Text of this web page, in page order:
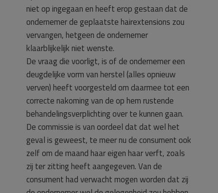
niet op ingegaan en heeft erop gestaan dat de
ondernemer de geplaatste hairextensions zou
vervangen, hetgeen de ondernemer
klaarblijkelijk niet wenste.
De vraag die voorligt, is of de ondernemer een
deugdelijke vorm van herstel (alles opnieuw
verven) heeft voorgesteld om daarmee tot een
correcte nakoming van de op hem rustende
behandelingsverplichting over te kunnen gaan.
De commissie is van oordeel dat dat wel het
geval is geweest, te meer nu de consument ook
zelf om de maand haar eigen haar verft, zoals
zij ter zitting heeft aangegeven. Van de
consument had verwacht mogen worden dat zij